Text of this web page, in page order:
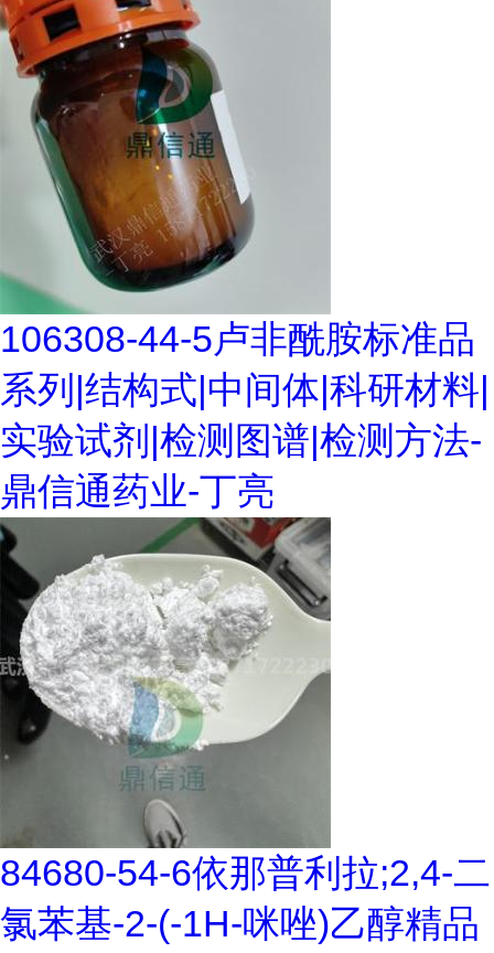
106308-44-5卢非酰胺标准品
系列|结构式|中间体|科研材料|
实验试剂|检测图谱|检测方法-
鼎信通药业-丁亮
84680-54-6依那普利拉;2,4-二
氯苯基-2-(-1H-咪唑)乙醇精品